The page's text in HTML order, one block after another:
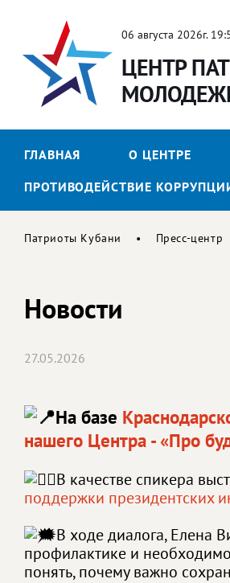
06 августа 2026г.
ЦЕНТР
ГЛАВНАЯ О ЦЕНТРЕ
ПРОТИВОДЕЙСТВИЕ
Патриоты Кубани Пресс-центр
Новости
27.05.2026
На базе
нашего Центра - «Про
В качестве спикера
поддержки президентских
В ходе диалога, Елена
профилактике и
понять, почему важно